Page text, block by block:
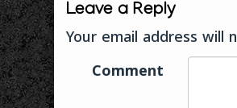
Leave a Reply
Your email address will
Comment